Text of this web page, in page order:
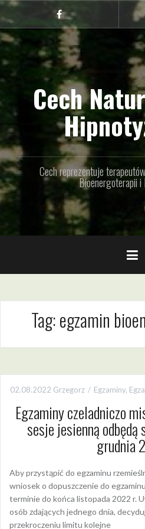
Przejdź
do
treści
Facebook
Cech
Cech reprezentuje
Bioenergoterapii i
Tag:egzamin
02.08.2022 Grzegorz Egzaminy,
Egzaminy czeladniczo
sesje jesienną
grudnia
Aby przystąpić do egzaminu
wniosek o dopuszczenie do
terminie do końca listopada 2022 r.
osób zdających jednego dnia,
przekroczeniu limitu kolejne